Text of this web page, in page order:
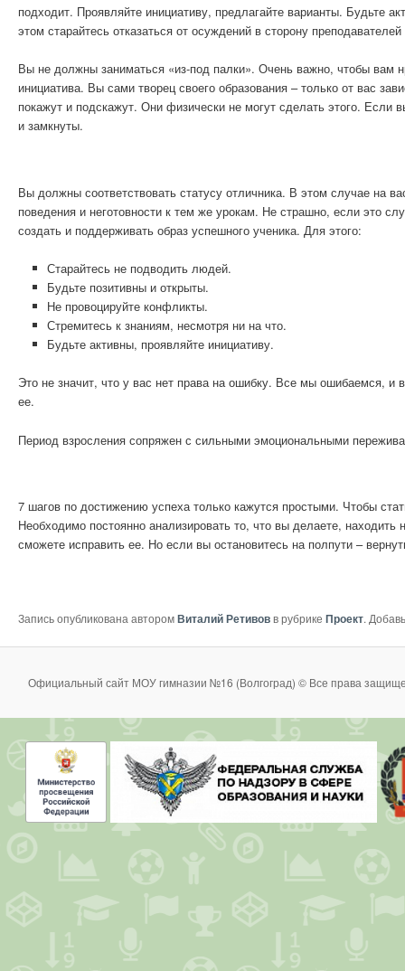
подходит. Проявляйте инициативу, предлагайте варианты. Будьте
этом старайтесь отказаться от осуждений в сторону
Вы не должны заниматься «из-под палки». Очень важно, чтобы вам
инициатива. Вы сами творец своего образования – только от вас
покажут и подскажут. Они физически не могут сделать этого. Если
и замкнуты.
Вы должны соответствовать статусу отличника. В этом случае на
поведения и неготовности к тем же урокам. Не страшно, если это
создать и поддерживать образ успешного ученика. Для этого:
Старайтесь не подводить людей.
Будьте позитивны и открыты.
Не провоцируйте конфликты.
Стремитесь к знаниям, несмотря ни на что.
Будьте активны, проявляйте инициативу.
Это не значит, что у вас нет права на ошибку. Все мы ошибаемся,
ее.
Период взросления сопряжен с сильными эмоциональными
7 шагов по достижению успеха только кажутся простыми. Чтобы
Необходимо постоянно анализировать то, что вы делаете,
сможете исправить ее. Но если вы остановитесь на полпути –
Запись опубликована авторомВиталий Ретивовв рубрике Проект.
Официальный сайт МОУ гимназии №16 (Волгоград) © Все права